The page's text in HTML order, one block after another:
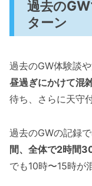
過去の
ターン
過去のGW体験談
昼過ぎにかけて混
待ち、さらに天守
過去のGWの記録
間、全体で2時間
でも10時〜15時が